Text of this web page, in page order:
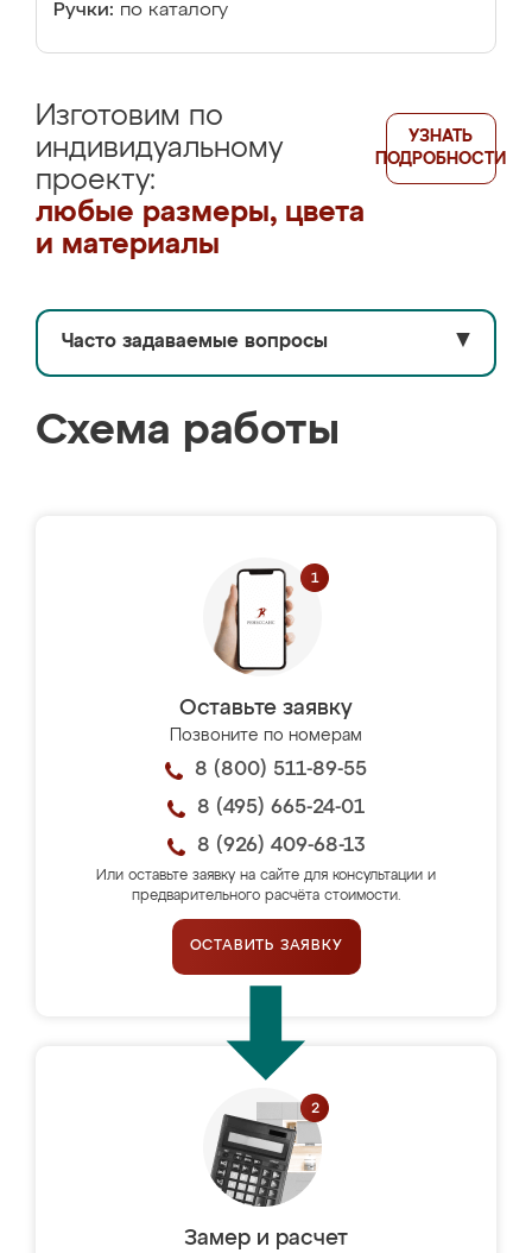
Ручки: по каталогу
Изготовим по
индивидуальному
проекту:
любые размеры, цвета
и материалы
УЗНАТЬ
ПОДРОБНОСТИ
Часто задаваемые вопросы ▼
Схема работы
Оставьте заявку
Позвоните по номерам
8 (800) 511-89-55
8 (495) 665-24-01
8 (926) 409-68-13
Или оставьте заявку на сайте для консультации и
предварительного расчёта стоимости.
ОСТАВИТЬ ЗАЯВКУ
Замер и расчет